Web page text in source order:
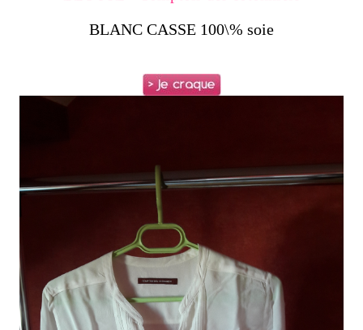
BLANC CASSE 100\% soie